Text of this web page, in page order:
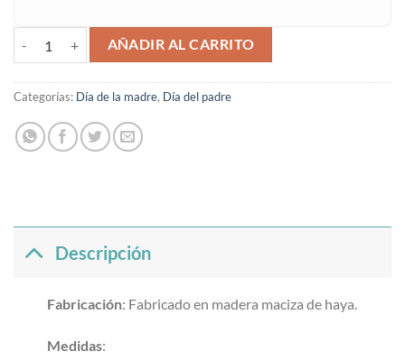
Soporte para fotos personalizado cantidad
AÑADIR AL CARRITO
Categorías: Día de la madre, Día del padre
Descripción
Fabricación: Fabricado en madera maciza de haya.
Medidas: